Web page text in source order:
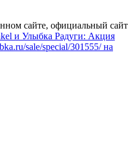
сайте, официальный сайт
и Улыбка Радуги: Акция
sale/special/301555/ на